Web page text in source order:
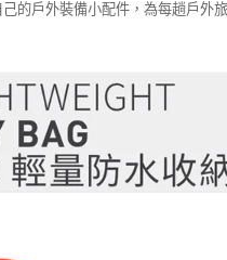
的戶外裝備小配件，為每趟戶外